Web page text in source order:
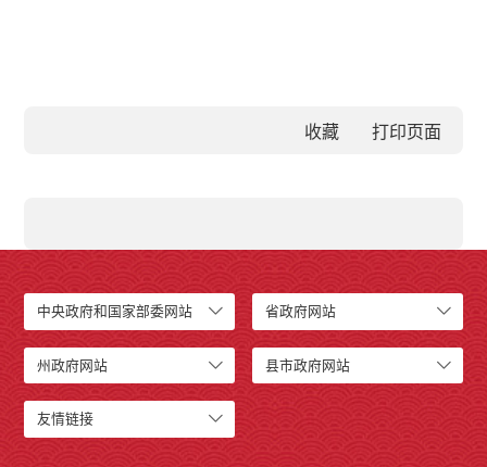
收藏
中央政府和国家部委网站 省政府网站
州政府网站 县市政府网站
友情链接